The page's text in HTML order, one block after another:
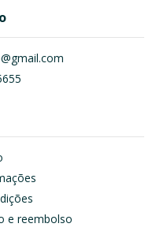
e reembolso